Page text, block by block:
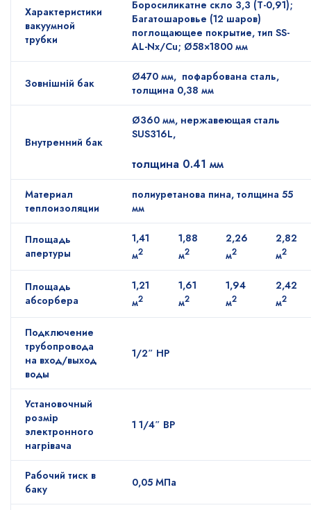
Характеристики
вакуумной
трубки
Боросиликатне скло 3,3 (Т-0,91);
Багатошаровье (12 шаров)
поглощающее покрытие, тип SS-
AL-Nx/Cu; Ø58×1800 мм
Зовнішній бак
Ø470 мм, пофарбована сталь,
толщина 0,38 мм
Внутренний бак
Ø360 мм, нержавеющая сталь
SUS316L,
толщина 0.41 мм
Материал
теплоизоляции
полиуретанова пина, толщина 55
мм
Площадь
апертуры
1,41
м2
1,88
м2
2,26
м2
2,82
м2
Площадь
абсорбера
1,21
м2
1,61
м2
1,94
м2
2,42
м2
Подключение
трубопровода
на вход/выход
воды
1/2″ НР
Установочный
розмір
электронного
нагрівача
1 1/4″ ВР
Рабочий тиск в
баку
0,05 МПа